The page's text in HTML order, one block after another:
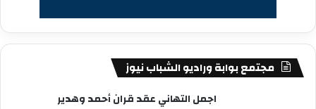
مجتمع بوابة وراديو الشباب نيوز
اجمل التهاني عقد قران أحمد وهدير